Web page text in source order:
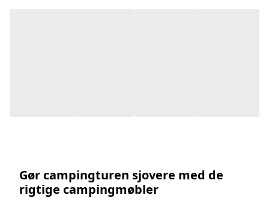
Gør campingturen sjovere med de
rigtige campingmøbler